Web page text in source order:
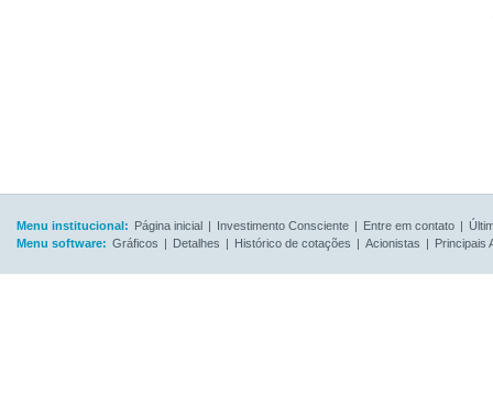
Menu institucional: Página inicial | Investimento Consciente | Entre em contato |
Menu software: Gráficos | Detalhes | Histórico de cotações | Acionistas | Principais